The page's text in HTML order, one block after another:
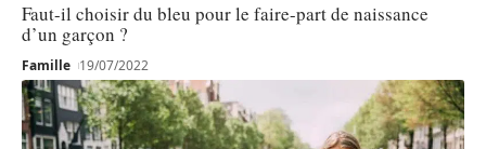
Faut-il choisir du bleu pour le faire-part de naissance
d’un garçon ?
Famille 19/07/2022